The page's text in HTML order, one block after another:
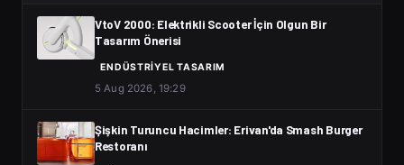
VtoV 2000: Elektrikli Scooter İçin Olgun Bir
Tasarım Önerisi
ENDÜSTRIYEL TASARIM
5 Aug 2026, 19:29
Şişkin Turuncu Hacimler: Erivan'da Smash Burger
Restoranı